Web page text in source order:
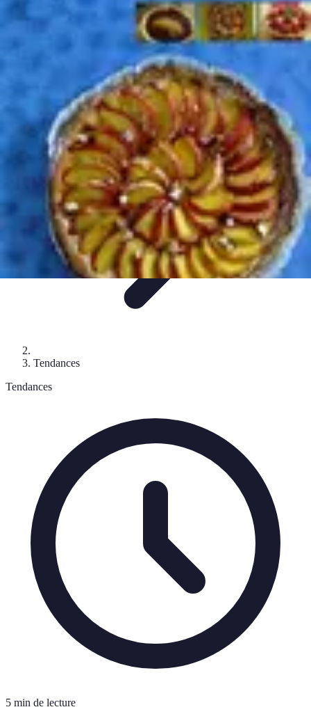
Accompagnement Funéraire
Accompagnement Funéraire
Choix de l'accompagnement
Choix et
Évaluation des Services
Accompagnement Funéraire
Tendances
Tendances
5 min de lecture